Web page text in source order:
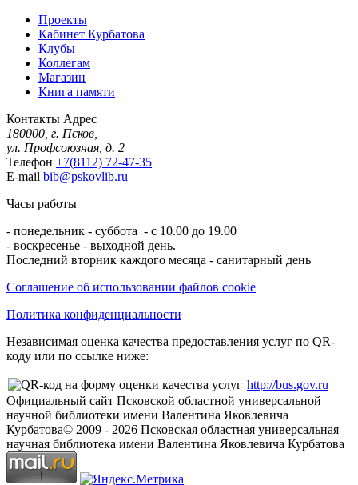
Проекты
Кабинет Курбатова
Клубы
Коллегам
Магазин
Книга памяти
Контакты Адрес
180000, г. Псков,
ул. Профсоюзная, д. 2
Телефон +7(8112) 72-47-35
E-mail bib@pskovlib.ru
Часы работы
- понедельник - суббота - с 10.00 до 19.00
- воскресенье - выходной день.
Последний вторник каждого месяца - санитарный день
Соглашение об использовании файлов cookie
Политика конфиденциальности
Независимая оценка качества предоставления услуг по QR-
коду или по ссылке ниже:
http://bus.gov.ru
Официальный сайт Псковской областной универсальной
научной библиотеки имени Валентина Яковлевича
Курбатова© 2009 - 2026 Псковская областная универсальная
научная библиотека имени Валентина Яковлевича Курбатова